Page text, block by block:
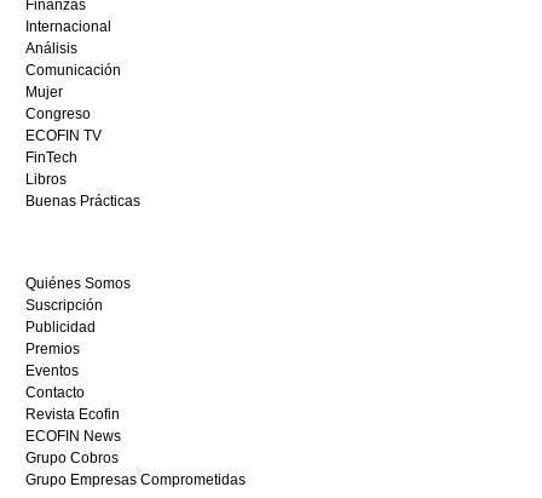
depósito
casino
en
España,
visita
este
sitio
restaurantedonmauro.es
y
hoy
mismo.
Finanzas
Internacional
Análisis
Comunicación
Mujer
Congreso
ECOFIN TV
FinTech
Libros
Buenas Prácticas
Quiénes Somos
Suscripción
Publicidad
Premios
Eventos
Contacto
Revista Ecofin
ECOFIN News
Grupo Cobros
Grupo Empresas Comprometidas